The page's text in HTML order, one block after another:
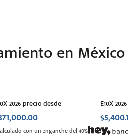
en México
2026 precio desde E10X
con un enganche del 40%